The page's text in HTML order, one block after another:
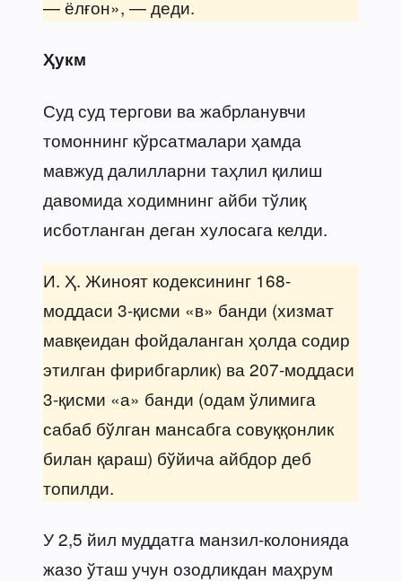
— ёлғон», — деди.
Ҳукм
Суд суд тергови ва жабрланувчи
томоннинг кўрсатмалари ҳамда
мавжуд далилларни таҳлил қилиш
давомида ходимнинг айби тўлиқ
исботланган деган хулосага келди.
И. Ҳ. Жиноят кодексининг 168-
моддаси 3-қисми «в» банди (хизмат
мавқеидан фойдаланган ҳолда содир
этилган фирибгарлик) ва 207-моддаси
3-қисми «а» банди (одам ўлимига
сабаб бўлган мансабга совуққонлик
билан қараш) бўйича айбдор деб
топилди.
У 2,5 йил муддатга манзил-колонияда
жазо ўташ учун озодликдан маҳрум